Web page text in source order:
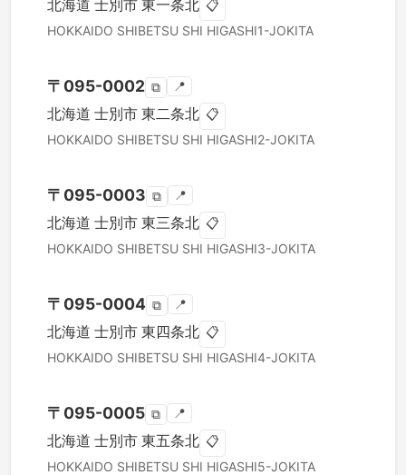
北海道 士別市 東一条北 📋
HOKKAIDO SHIBETSU SHI HIGASHI1-JOKITA
〒 095-0002 ⧉ 📍
北海道 士別市 東二条北 📋
HOKKAIDO SHIBETSU SHI HIGASHI2-JOKITA
〒 095-0003 ⧉ 📍
北海道 士別市 東三条北 📋
HOKKAIDO SHIBETSU SHI HIGASHI3-JOKITA
〒 095-0004 ⧉ 📍
北海道 士別市 東四条北 📋
HOKKAIDO SHIBETSU SHI HIGASHI4-JOKITA
〒 095-0005 ⧉ 📍
北海道 士別市 東五条北 📋
HOKKAIDO SHIBETSU SHI HIGASHI5-JOKITA